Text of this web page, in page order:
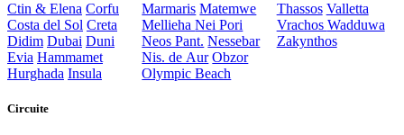
Ctin & Elena Corfu
Costa del Sol Creta
Didim Dubai Duni
Evia Hammamet
Hurghada Insula
Marmaris Matemwe
MelliehaNei Pori
Neos Pant. Nessebar
Nis. de Aur Obzor
Olympic Beach
Thassos Valletta
Vrachos Wadduwa
Zakynthos
Circuite